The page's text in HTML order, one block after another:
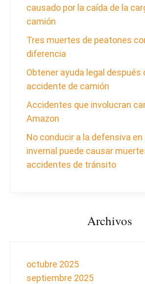
causado por la caída de la
camión
Tres muertes de peatones
diferencia
Obtener ayuda legal después
accidente de camión
Accidentes que involucran
Amazon
No conducir a la defensiva en
invernal puede causar
accidentes de tránsito
Archivos
octubre 2025
septiembre 2025